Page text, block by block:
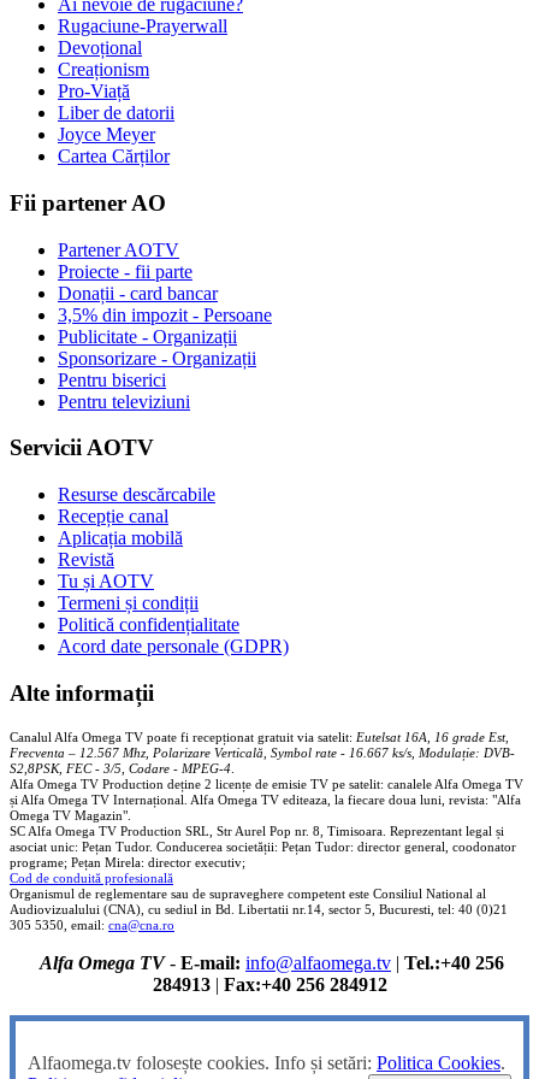
Ai nevoie de rugăciune?
Rugaciune-Prayerwall
Devoțional
Creaționism
Pro-Viață
Liber de datorii
Joyce Meyer
Cartea Cărților
Fii partener AO
Partener AOTV
Proiecte - fii parte
Donații - card bancar
3,5% din impozit - Persoane
Publicitate - Organizații
Sponsorizare - Organizații
Pentru biserici
Pentru televiziuni
Servicii AOTV
Resurse descărcabile
Recepție canal
Aplicația mobilă
Revistă
Tu și AOTV
Termeni și condiții
Politică confidențialitate
Acord date personale (GDPR)
Alte informații
Canalul Alfa Omega TV poate fi recepționat gratuit via satelit: Eutelsat 16A, 16 grade Est,
Frecventa – 12.567 Mhz, Polarizare Verticală, Symbol rate - 16.667 ks/s, Modulație: DVB-
S2,8PSK, FEC - 3/5, Codare - MPEG-4
Alfa Omega TV Production deține 2 licențe de emisie TV pe satelit: canalele Alfa Omega TV
și Alfa Omega TV Internațional. Alfa Omega TV editeaza, la fiecare doua luni, revista: "Alfa
Omega TV Magazin".
SC Alfa Omega TV Production SRL, Str Aurel Pop nr. 8, Timisoara. Reprezentant legal și
asociat unic: Pețan Tudor. Conducerea societății: Pețan Tudor: director general, coodonator
programe; Pețan Mirela: director executiv;
Cod de conduită profesională
Organismul de reglementare sau de supraveghere competent este Consiliul National al
Audiovizualului (CNA), cu sediul in Bd. Libertatii nr.14, sector 5, Bucuresti, tel: 40 (0)21
305 5350, email: cna@cna.ro
Alfa Omega TV- E-mail: info@alfaomega.tv | Tel.:+40 256
284913| Fax:+40 256 284912
Alfaomega.tv folosește cookies. Info și setări: Politica Cookies.